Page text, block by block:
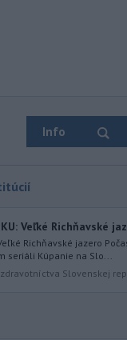
Info
Veľké Richňavské
Veľké Richňavské jazero
seriáli Kúpanie na Slo...
Slovenskej